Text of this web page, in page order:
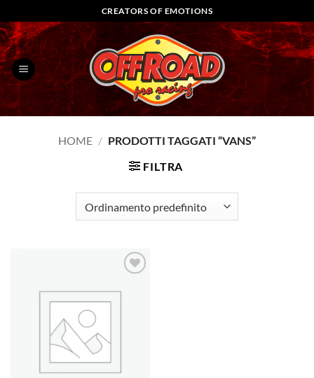
ai
contenuti
CREATORS OF EMOTIONS
HOME / PRODOTTI TAGGATI “VANS”
FILTRA
alla lista